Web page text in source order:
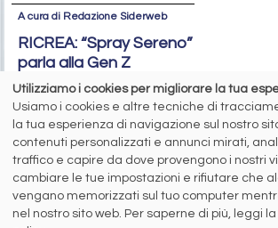
A cura di Redazione Siderweb
RICREA: “Spray Sereno”
parla alla Gen Z
Oltre 6 milioni di contatti raggiunti
sui social network per la campagna
sul riciclo degli aerosol
siderweb
LA COMMUNITY DELL'ACCIAIO
Utilizziamo i cookies per migliorare la tua
Usiamo i cookies e altre tecniche di
la tua esperienza di navigazione sul nostro
contenuti personalizzati e annunci mirati,
traffico e capire da dove provengono i nostri
cambiare le tue impostazioni e rifiutare che
vengano memorizzati sul tuo computer
nel nostro sito web. Per saperne di più, leggi